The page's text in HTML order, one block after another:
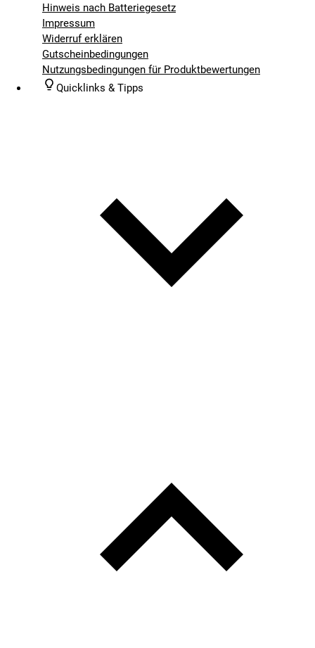
Hinweis nach Batteriegesetz
Impressum
Widerruf erklären
Gutscheinbedingungen
Nutzungsbedingungen für Produktbewertungen
Quicklinks & Tipps